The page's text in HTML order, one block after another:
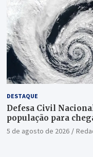
DESTAQUE
Defesa Civil
população para
bomba
5 de agosto de 2026